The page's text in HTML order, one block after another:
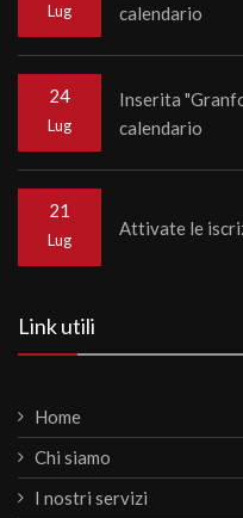
Lug
calendario
24
Lug
Inserita
calendario
21
Lug
Attivate le
Link utili
Home
Chi siamo
I nostri servizi